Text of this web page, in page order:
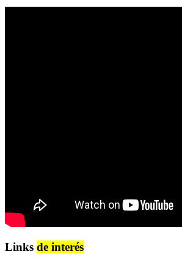
Links de interés